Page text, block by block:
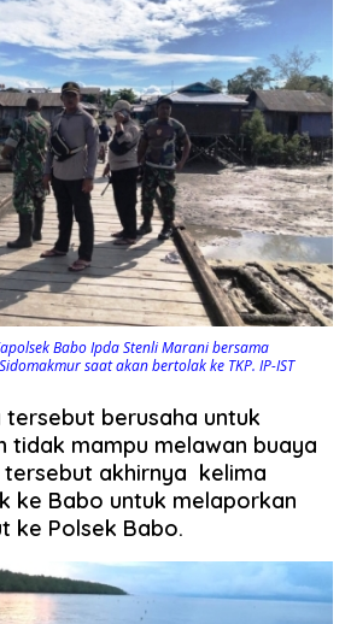
Babo Ipda Stenli Marani bersama
saat akan bertolak ke TKP. IP-IST
tersebut berusaha untuk
tidak mampu melawan buaya
tersebut akhirnya kelima
ke Babo untuk melaporkan
ke Polsek Babo.